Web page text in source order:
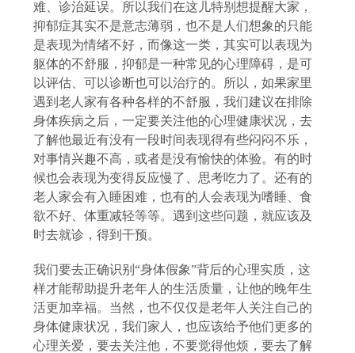
难、诊治延误。所以我们在这儿特别想提醒大家，
抑郁症其实不是意志薄弱，也不是人们想象的只能
是表现为情绪不好，而像这一类，其实可以表现为
躯体的不舒服，抑郁是一种常见的心理障碍，是可
以评估、可以诊断也可以治疗的。所以，如果家里
遇到老人家有各种各样的不舒服，我们建议在排除
身体疾病之后，一定要关注他的心理健康状况，去
了解他最近有没有一段时间表现得有些闷闷不乐，
对事情兴趣不高，或者是没有愉快的体验。有的时
候也会表现为变得反应慢了、思考吃力了。还有的
老人家会有入睡困难，也有的人会表现为嗜睡、食
欲不好、体重减轻等等。遇到这些问题，就应该及
时去就诊，得到干预。
我们要去正确识别“身体假象”背后的心理实质，这
样才能帮助提升老年人的生活质量，让他的晚年生
活更加幸福。当然，也不仅仅是老年人关注自己的
身体健康状况，我们家人，也应该给予他们更多的
心理关爱，要去关注他，不要觉得他烦，要去了解